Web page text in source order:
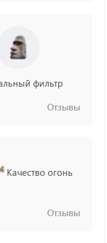
фильтр
Отзывы
Качество огонь
Отзывы